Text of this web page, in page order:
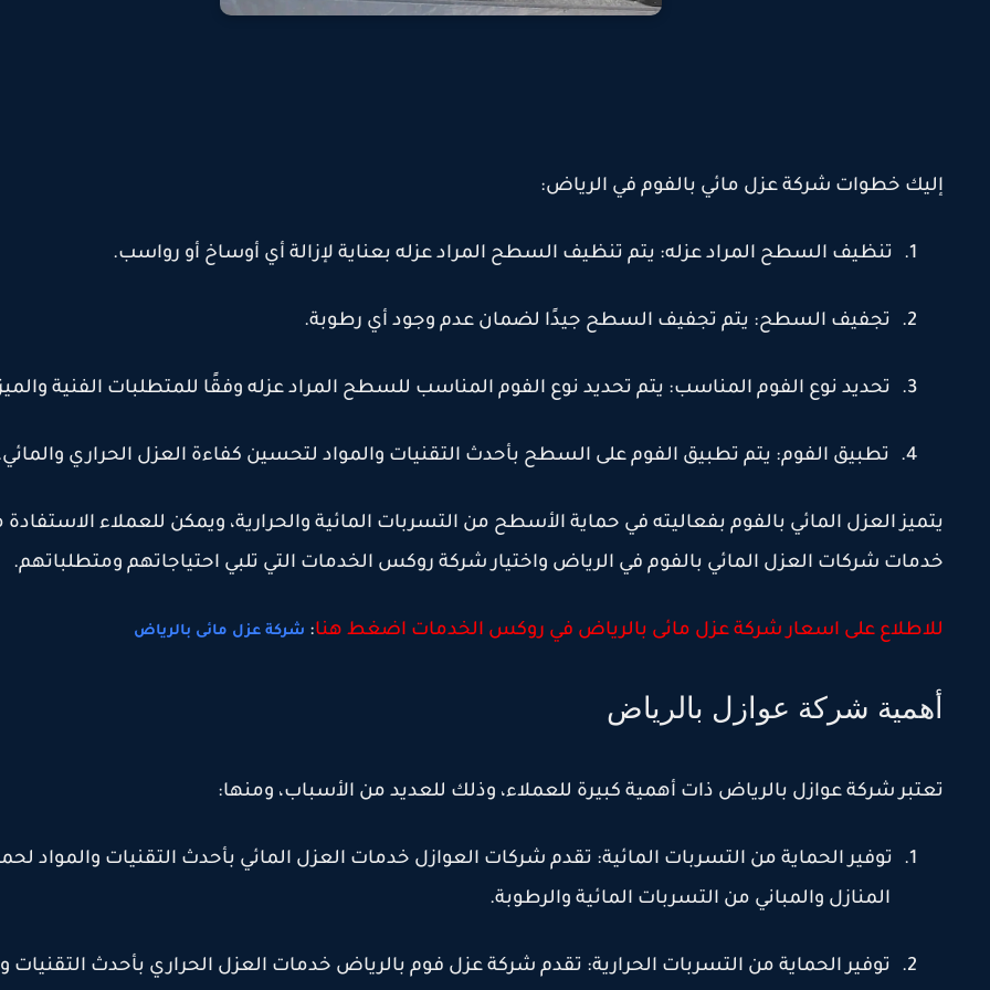
إليك خطوات شركة عزل مائي بالفوم في الرياض:
1. تنظيف السطح المراد عزله: يتم تنظيف السطح المراد عزله بعناية لإزالة أي أوساخ أو رواسب.
2. تجفيف السطح: يتم تجفيف السطح جيدًا لضمان عدم وجود أي رطوبة.
3. تحديد نوع الفوم المناسب: يتم تحديد نوع الفوم المناسب للسطح المراد عزله وفقًا للمتطلبات الفنية
4. تطبيق الفوم: يتم تطبيق الفوم على السطح بأحدث التقنيات والمواد لتحسين كفاءة العزل الحراري والمائي
يتميز العزل المائي بالفوم بفعاليته في حماية الأسطح من التسربات المائية والحرارية، ويمكن للعملاء
خدمات شركات العزل المائي بالفوم في الرياض واختيار شركة روكس الخدمات التي تلبي احتياجاتهم ومتطلباتهم.
للاطلاع على اسعار شركة عزل مائى بالرياض في روكس الخدمات اضغط هنا: شركة عزل مائى بالرياض
أهمية شركة عوازل بالرياض
تعتبر شركة عوازل بالرياض ذات أهمية كبيرة للعملاء، وذلك للعديد من الأسباب، ومنها:
1.
توفير الحماية من التسربات المائية: تقدم شركات العوازل خدمات العزل المائي بأحدث التقنيات والمواد
المنازل والمباني من التسربات المائية والرطوبة.
2. توفير الحماية من التسربات الحرارية: تقدم شركة عزل فوم بالرياض خدمات العزل الحراري بأحدث التقنيات